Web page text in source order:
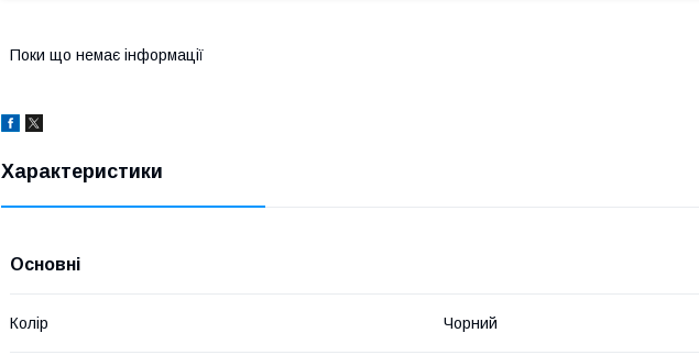
Поки що немає інформації
Характеристики
Основні
Колір Чорний